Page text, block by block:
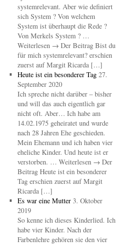
systemrelevant. Aber wie definiert
sich System ? Von welchem
System ist überhaupt die Rede ?
Von Merkels System ? …
Weiterlesen → Der Beitrag Bist du
für mich systemrelevant? erschien
zuerst auf Margit Ricarda […]
Heute ist ein besonderer Tag 27.
September 2020
Ich spreche nicht darüber – bisher
und will das auch eigentlich gar
nicht oft. Aber… Ich habe am
14.02.1975 geheiratet und wurde
nach 28 Jahren Ehe geschieden.
Mein Ehemann und ich haben vier
eheliche Kinder. Und heute ist er
verstorben. … Weiterlesen → Der
Beitrag Heute ist ein besonderer
Tag erschien zuerst auf Margit
Ricarda […]
Es war eine Mutter 3. Oktober
2019
So kenne ich dieses Kinderlied. Ich
habe vier Kinder. Nach der
Farbenlehre gehören sie den vier